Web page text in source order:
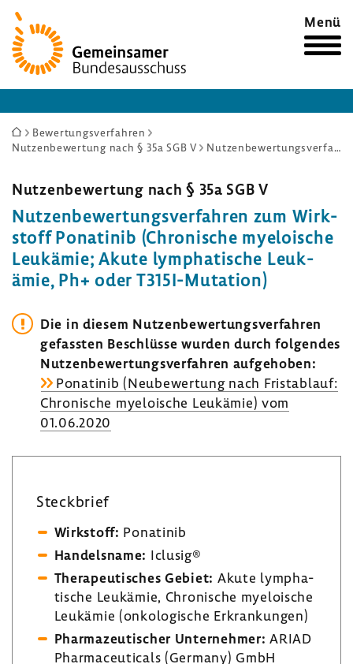
Zur
Startseite
Menü
Sie
sind
Bewertungsverfahren
Nutzenbewertung nach § 35a SGB V
Nutzenbewertungsverfahren zum Wirkstoff Ponatinib (Chronische myeloische Leukämie; Akute lymphatische Leukämie, Ph+ oder T315I-Mutation)
Nutzen­be­wer­tung nach § 35a SGB V
Nutzen­be­wer­tungs­ver­fahren zum Wirk­
stoff Pona­tinib (Chro­ni­sche myeloi­sche
Leuk­ämie; Akute lympha­ti­sche Leuk­
ämie, Ph+ oder T315I-​Mutation)
Die in diesem Nutzen­be­wer­tungs­ver­fahren
gefassten Beschlüsse wurden durch folgendes
Nutzen­be­wer­tungs­ver­fahren aufge­hoben:
Pona­tinib (Neube­wer­tung nach Frist­ab­lauf:
Chro­ni­sche myeloi­sche Leuk­ämie) vom
01.06.2020
Steck­brief
Wirk­stoff: Pona­tinib
Handels­name: Iclusig®
Thera­peu­ti­sches Gebiet: Akute lympha­
ti­sche Leuk­ämie, Chro­ni­sche myeloi­sche
Leuk­ämie (onko­lo­gi­sche Erkran­kungen)
Phar­ma­zeu­ti­scher Unter­nehmer: ARIAD
Phar­ma­ceu­ti­cals (Germany) GmbH